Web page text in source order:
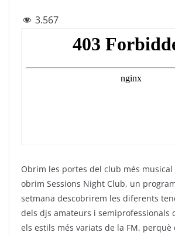
c
b
er gr
a
s
A
p
l
3.567
Obrim les portes del club més musical
obrim Sessions Night Club, un
setmana descobrirem les diferents
dels djs amateurs i semiprofessionals
els estils més variats de la FM,